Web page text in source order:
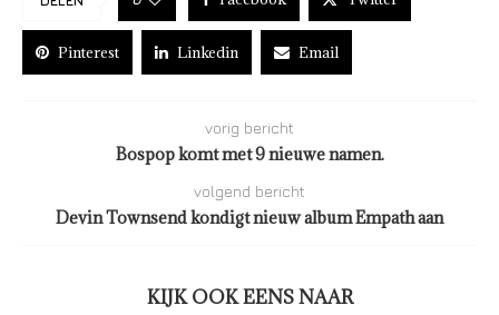
Pinterest Linkedin Email
vorig bericht
Bospop komt met 9 nieuwe namen.
volgend bericht
Devin Townsend kondigt nieuw album Empath aan
KIJK OOK EENS NAAR